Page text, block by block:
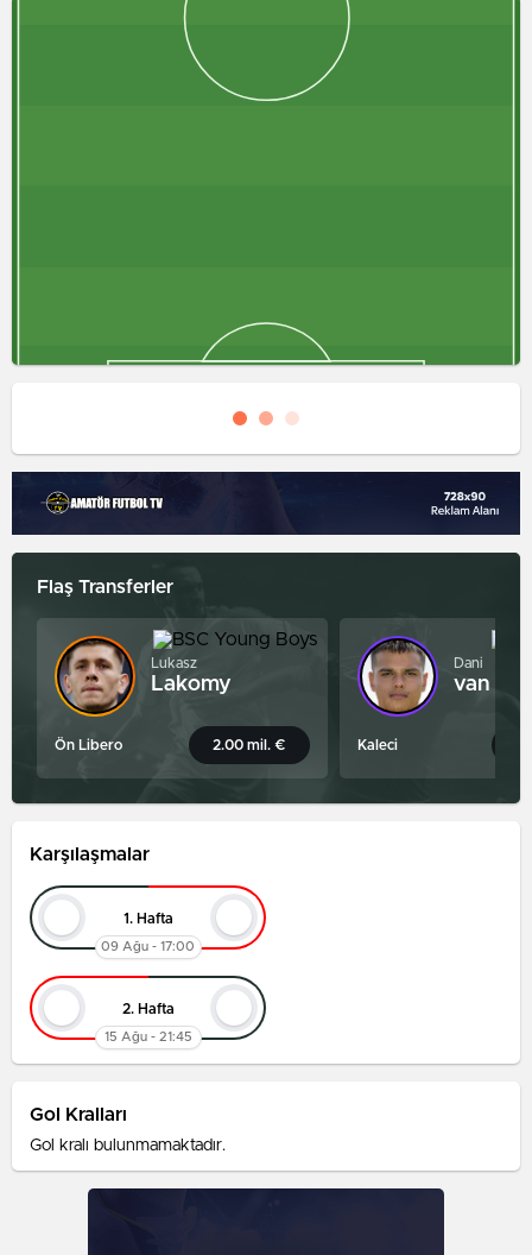
Flaş Transferler
Lukasz
Lakomy
Ön Libero 2.00 mil. €
Dani
van den
Kaleci
Karşılaşmalar
1. Hafta
09 Ağu - 17:00
2. Hafta
15 Ağu - 21:45
Gol Kralları
Gol kralı bulunmamaktadır.